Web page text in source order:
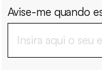
Avise-me quando